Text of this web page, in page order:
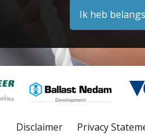
Ik heb
Disclaimer Privacy